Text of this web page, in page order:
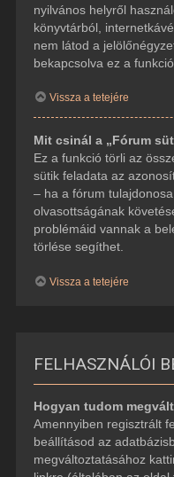
nyilvános helyről
könyvtárból,
nem látod a
bekapcsolva ez a funkció.
Vissza a tetejére
Mit csinál a „Fórum
Ez a funkció törli az
sütik feladata az
– ha a fórum
olvasottságának
problémáid vannak a
törlése segíthet.
Vissza a tetejére
FELHASZNÁLÓI
Hogyan tudom
Amennyiben regisztrált
beállításod az
megváltoztatásához